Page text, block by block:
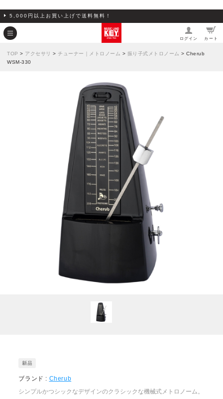
5,000円以上お買い上げで送料無料！
ログイン カート
TOP > アクセサリ > チューナー｜メトロノーム > 振り子式メトロノーム > Cherub
WSM-330
ブランド : Cherub
シンプルかつシックなデザインのクラシックな機械式メトロノーム。